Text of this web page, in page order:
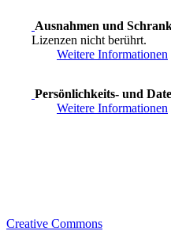
Ausnahmen und
Lizenzen nicht berührt.
Weitere Informationen
Persönlichkeits- und
Weitere Informationen
Creative Commons